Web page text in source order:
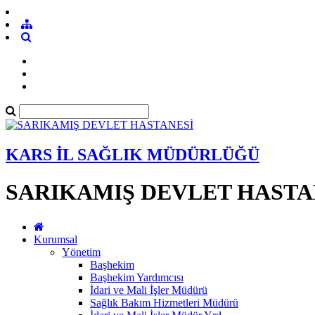
KARS İL SAĞLIK MÜDÜRLÜĞÜ
SARIKAMIŞ DEVLET
Kurumsal
Yönetim
Başhekim
Başhekim Yardımcısı
İdari ve Mali İşler Müdürü
Sağlık Bakım Hizmetleri Müdürü